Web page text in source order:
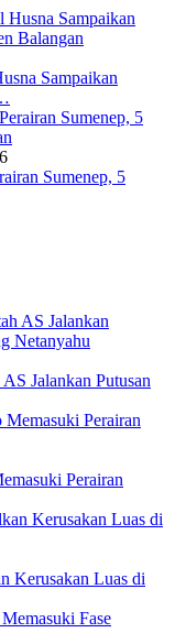
Sampaikan
Sumenep, 5
Jalankan Putusan
Perairan
Kerusakan Luas di